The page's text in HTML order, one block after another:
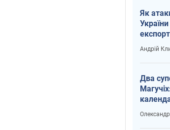
Як
Андрій
Два